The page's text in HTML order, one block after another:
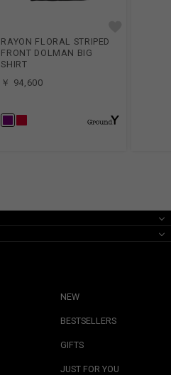
RAYON FLORAL STRIPED
FRONT DOLMAN BIG
SHIRT
￥ 94,600
NEW
BESTSELLERS
GIFTS
JUST FOR YOU